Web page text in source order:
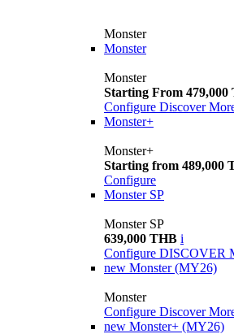
Monster
Monster
Monster
Starting From 479,000
Configure Discover
Monster+
Monster+
Starting from 489,000
Configure
Monster SP
Monster SP
639,000 THB i
Configure DISCOVER
new Monster (MY26)
Monster
Configure Discover
new Monster+ (MY26)